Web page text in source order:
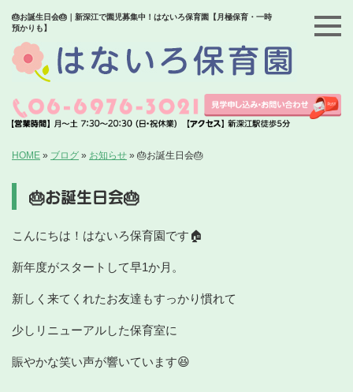
🎂お誕生日会🎂｜新深江で園児募集中！はないろ保育園【月極保育・一時
預かりも】
HOME » ブログ » お知らせ » 🎂お誕生日会🎂
🎂お誕生日会🎂
こんにちは！はないろ保育園です🏠
新年度がスタートして早1か月。
新しく来てくれたお友達もすっかり慣れて
少しリニューアルした保育室に
賑やかな笑い声が響いています😆